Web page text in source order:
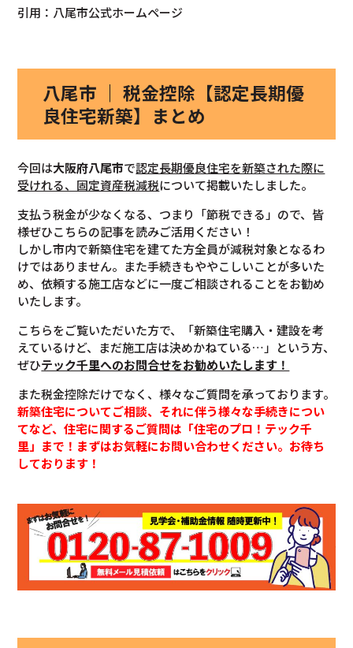
引用：八尾市公式ホームページ
八尾市 ｜ 税金控除【認定長期優
良住宅新築】まとめ
今回は大阪府八尾市で認定長期優良住宅を新築された際に
受けれる、固定資産税減税について掲載いたしました。
支払う税金が少なくなる、つまり「節税できる」ので、皆
様ぜひこちらの記事を読みご活用ください！
しかし市内で新築住宅を建てた方全員が減税対象となるわ
けではありません。また手続きもややこしいことが多いた
め、依頼する施工店などに一度ご相談されることをお勧め
いたします。
こちらをご覧いただいた方で、「新築住宅購入・建設を考
えているけど、まだ施工店は決めかねている…」という方、
ぜひテック千里へのお問合せをお勧めいたします！
また税金控除だけでなく、様々なご質問を承っております。
新築住宅についてご相談、それに伴う様々な手続きについ
てなど、住宅に関するご質問は「住宅のプロ！テック千
里」まで！まずはお気軽にお問い合わせください。お待ち
しております！